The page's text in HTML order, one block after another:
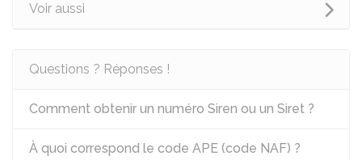
Voir aussi
Questions ? Réponses !
Comment obtenir un numéro Siren ou un Siret ?
À quoi correspond le code APE (code NAF) ?